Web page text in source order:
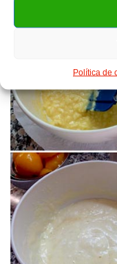
Política de